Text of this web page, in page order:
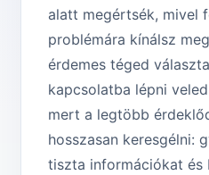
alatt megértsék, mivel
problémára kínálsz
érdemes téged
kapcsolatba lépni
mert a legtöbb
hosszasan keresgélni:
tiszta információkat és